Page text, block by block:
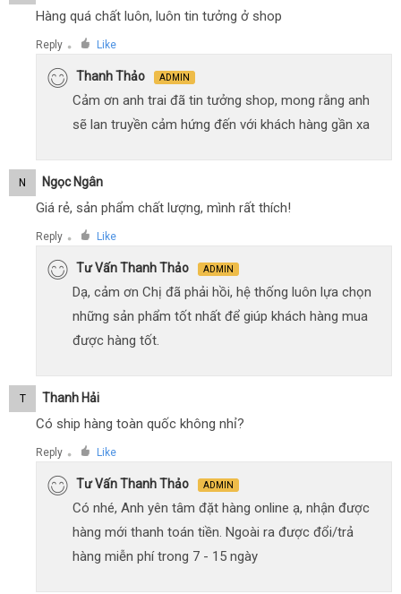
Hàng quá chất luôn, luôn tin tưởng ở shop
Reply ● Like
Thanh Thảo ADMIN
Cảm ơn anh trai đã tin tưởng shop, mong rằng anh
sẽ lan truyền cảm hứng đến với khách hàng gần xa
N Ngọc Ngân
Giá rẻ, sản phẩm chất lượng, mình rất thích!
Reply ● Like
Tư Vấn Thanh Thảo ADMIN
Dạ, cảm ơn Chị đã phải hồi, hệ thống luôn lựa chọn
những sản phẩm tốt nhất để giúp khách hàng mua
được hàng tốt.
T Thanh Hải
Có ship hàng toàn quốc không nhỉ?
Reply ● Like
Tư Vấn Thanh Thảo ADMIN
Có nhé, Anh yên tâm đặt hàng online ạ, nhận được
hàng mới thanh toán tiền. Ngoài ra được đổi/trả
hàng miễn phí trong 7 - 15 ngày